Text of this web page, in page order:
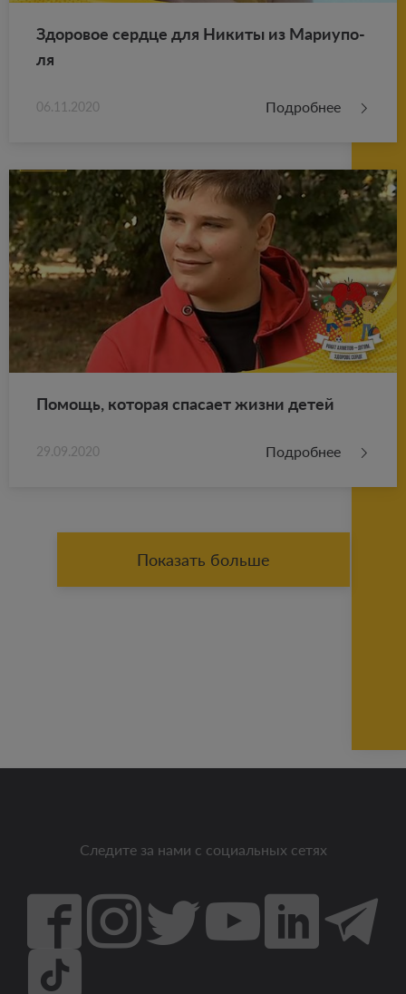
Здо­ро­вое серд­це для Ни­ки­ты из Ма­ри­у­по­
ля
06.11.2020 Подробнее
По­мощь, ко­то­рая спа­са­ет жизни детей
29.09.2020 Подробнее
Показать больше
Следите за нами с социальных сетях